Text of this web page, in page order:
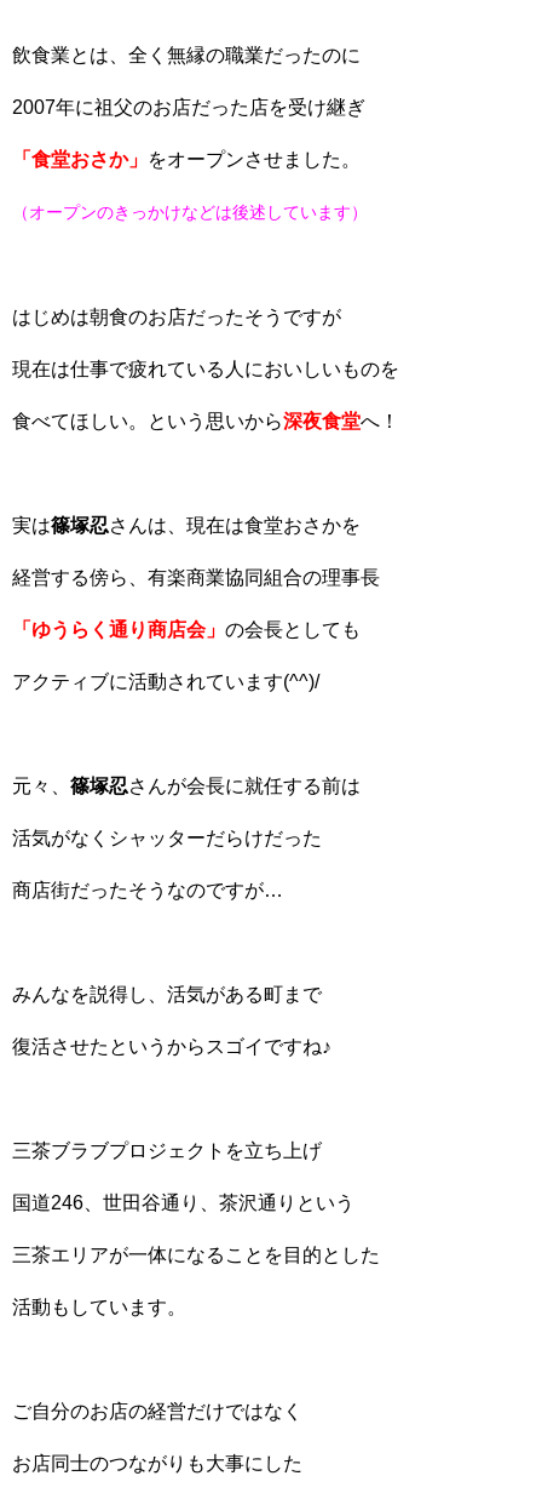
飲食業とは、全く無縁の職業だったのに
2007年に祖父のお店だった店を受け継ぎ
「食堂おさか」 をオープンさせました。
（オープンのきっかけなどは後述しています）
はじめは朝食のお店だったそうですが
現在は仕事で疲れている人においしいものを
食べてほしい。という思いから深夜食堂へ！
実は篠塚忍さんは、現在は食堂おさかを
経営する傍ら、有楽商業協同組合の理事長
「ゆうらく通り商店会」 の会長としても
アクティブに活動されています(^^)/
元々、 篠塚忍さんが会長に就任する前は
活気がなくシャッターだらけだった
商店街だったそうなのですが…
みんなを説得し、活気がある町まで
復活させたというからスゴイですね♪
三茶ブラブプロジェクトを立ち上げ
国道246、世田谷通り、茶沢通りという
三茶エリアが一体になることを目的とした
活動もしています。
ご自分のお店の経営だけではなく
お店同士のつながりも大事にした